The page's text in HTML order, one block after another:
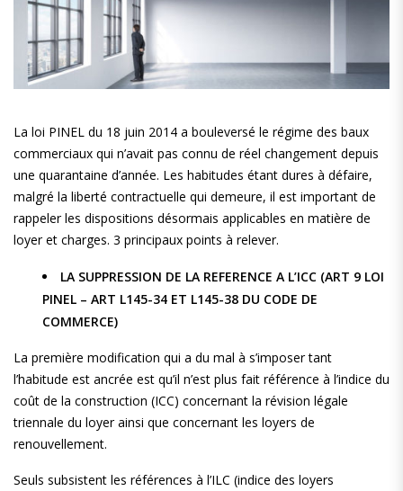
La loi PINEL du 18 juin 2014 a bouleversé le régime des baux
commerciaux qui n’avait pas connu de réel changement depuis
une quarantaine d’année. Les habitudes étant dures à défaire,
malgré la liberté contractuelle qui demeure, il est important de
rappeler les dispositions désormais applicables en matière de
loyer et charges. 3 principaux points à relever.
LA SUPPRESSION DE LA REFERENCE A L’ICC (ART 9 LOI
PINEL – ART L145-34 ET L145-38 DU CODE DE
COMMERCE)
La première modification qui a du mal à s’imposer tant
l’habitude est ancrée est qu’il n’est plus fait référence à l’indice du
coût de la construction (ICC) concernant la révision légale
triennale du loyer ainsi que concernant les loyers de
renouvellement.
Seuls subsistent les références à l’ILC (indice des loyers